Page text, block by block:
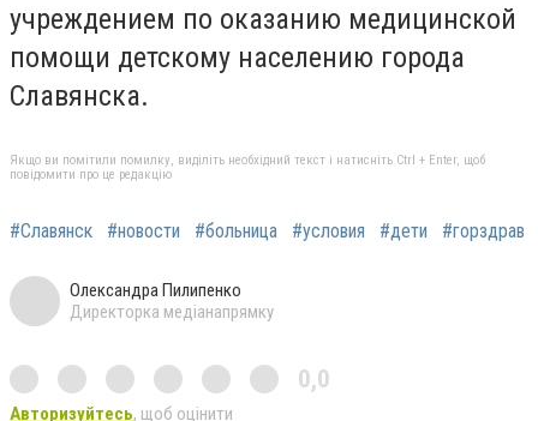
учреждением по оказанию медицинской
помощи детскому населению города
Славянска.
Якщо ви помітили помилку, виділіть необхідний текст і натисніть Ctrl + Enter, щоб
повідомити про це редакцію
#Славянск #новости #больница #условия #дети #горздрав
Олександра Пилипенко
Директорка медіанапрямку
0,0
Авторизуйтесь, щоб оцінити